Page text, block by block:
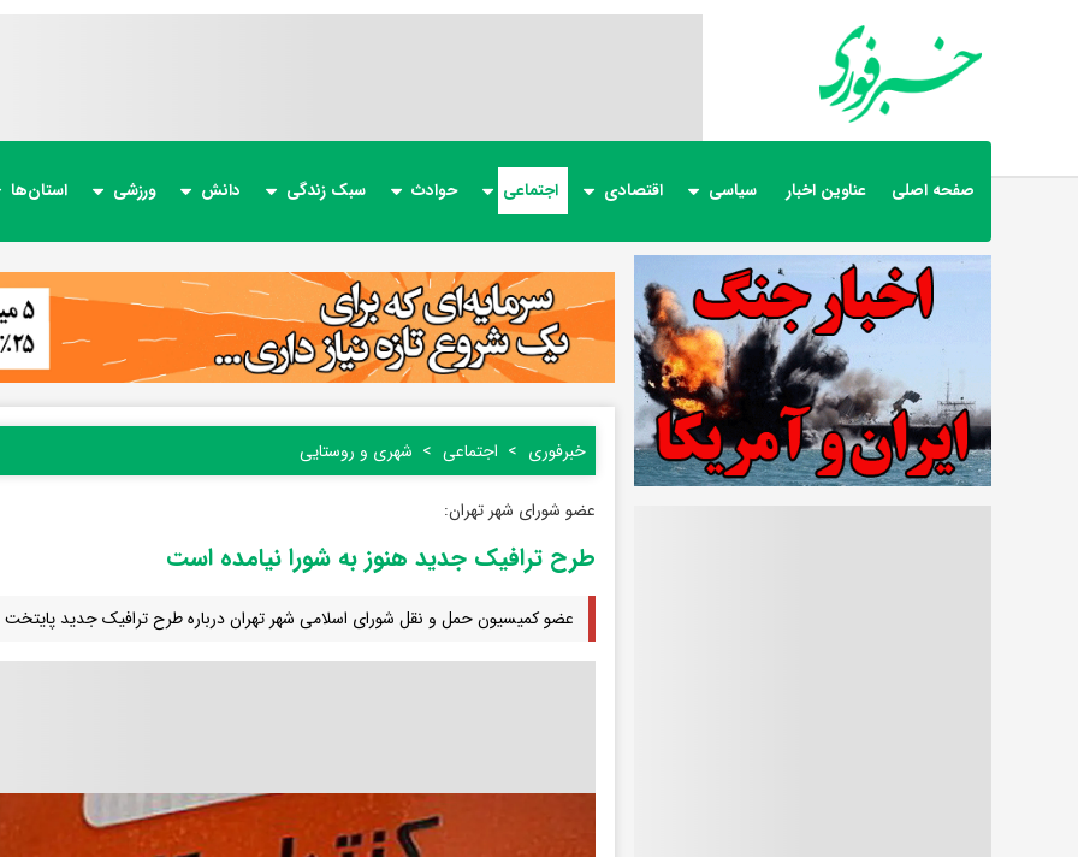
صفحه اصلی عناوین اخبار سیاسی اقتصادی اجتماعی حوادث سبک زندگی دانش ورزشی استان‌ها
خبرفوری اجتماعی شهری و روستایی
عضو شورای شهر تهران:
طرح ترافیک جدید هنوز به شورا نیامده است
عضو کمیسیون حمل و نقل شورای اسلامی شهر تهران درباره طرح ترافیک جدید پایتخت